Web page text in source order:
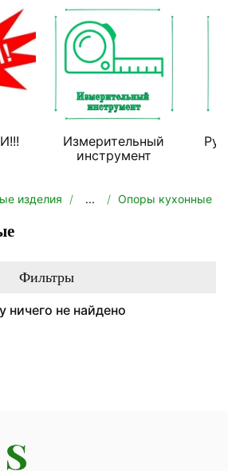
Измерительный
инструмент
изделия ... Опоры кухонные
Фильтры
ничего не найдено